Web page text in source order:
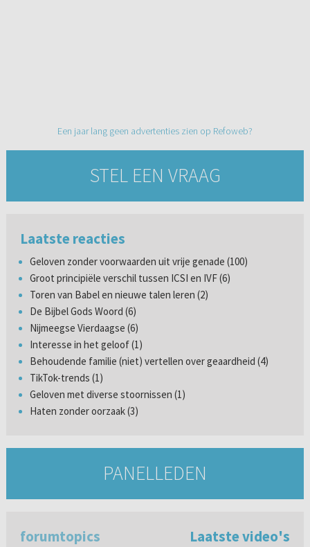
Een jaar lang geen advertenties zien op Refoweb?
STEL EEN VRAAG
Laatste reacties
Geloven zonder voorwaarden uit vrije genade (100)
Groot principiële verschil tussen ICSI en IVF (6)
Toren van Babel en nieuwe talen leren (2)
De Bijbel Gods Woord (6)
Nijmeegse Vierdaagse (6)
Interesse in het geloof (1)
Behoudende familie (niet) vertellen over geaardheid (4)
TikTok-trends (1)
Geloven met diverse stoornissen (1)
Haten zonder oorzaak (3)
PANELLEDEN
forumtopics Laatste video's